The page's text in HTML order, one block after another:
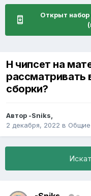
Открыт
H чипсет на
рассматривать
сборки?
Автор -Sniks,
2 декабря, 2022 в Общие